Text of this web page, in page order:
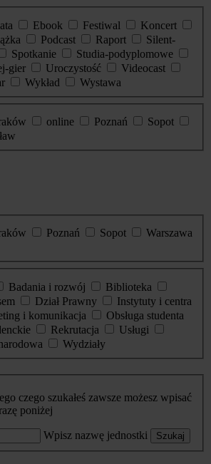
Ebook Festiwal
Koncert
Podcast Raport
Silent-
Spotkanie
Studia-podyplomowe
gier Uroczystość
Videocast
Wykład
Wystawa
online Poznań
Sopot
Poznań Sopot
Warszawa
Badania i rozwój
Biblioteka
Dział Prawny
Instytuty i centra
i komunikacja
Obsługa studenta
Rekrutacja
Usługi
Wydziały
czego szukałeś zawsze możesz wpisać
poniżej
Wpisz nazwę jednostki Szukaj